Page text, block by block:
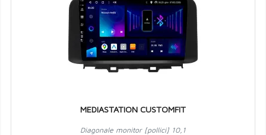
MEDIASTATION CUSTOMFIT
Diagonale monitor [pollici] 10,1